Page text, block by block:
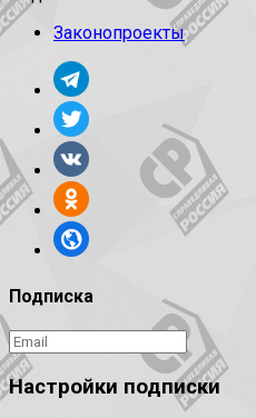
Законопроекты
Подписка
Настройки подписки